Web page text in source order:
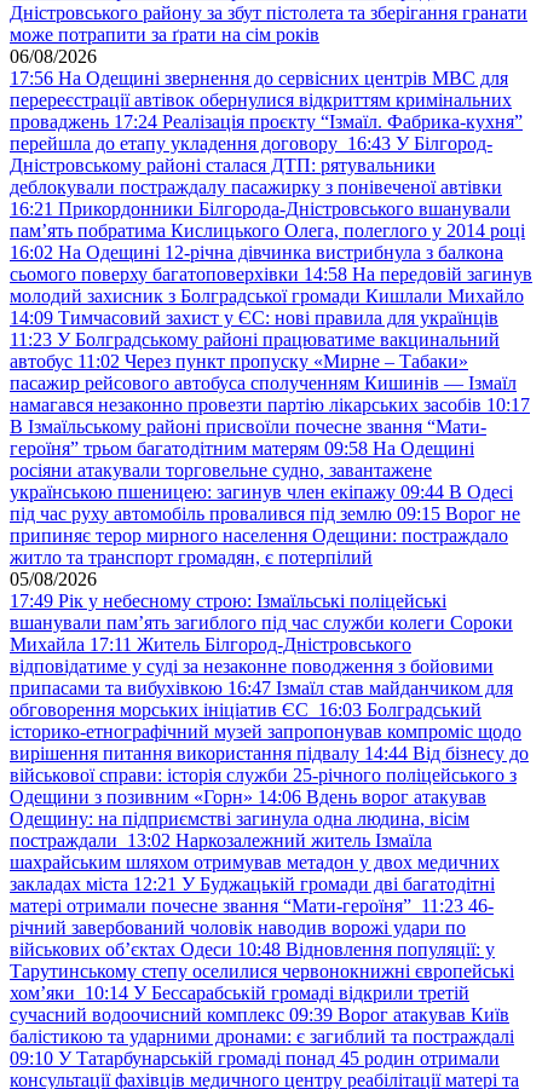
Дністровського району за збут пістолета та зберігання гранати
може потрапити за ґрати на сім років
06/08/2026
17:56 На Одещині звернення до сервісних центрів МВС для
перереєстрації автівок обернулися відкриттям кримінальних
проваджень 17:24 Реалізація проєкту “Ізмаїл. Фабрика-кухня”
перейшла до етапу укладення договору 16:43 У Білгород-
Дністровському районі сталася ДТП: рятувальники
деблокували постраждалу пасажирку з понівеченої автівки
16:21 Прикордонники Білгорода-Дністровського вшанували
пам’ять побратима Кислицького Олега, полеглого у 2014 році
16:02 На Одещині 12-річна дівчинка вистрибнула з балкона
сьомого поверху багатоповерхівки 14:58 На передовій загинув
молодий захисник з Болградської громади Кишлали Михайло
14:09 Тимчасовий захист у ЄС: нові правила для українців
11:23 У Болградському районі працюватиме вакцинальний
автобус 11:02 Через пункт пропуску «Мирне – Табаки»
пасажир рейсового автобуса сполученням Кишинів — Ізмаїл
намагався незаконно провезти партію лікарських засобів 10:17
В Ізмаїльському районі присвоїли почесне звання “Мати-
героїня” трьом багатодітним матерям 09:58 На Одещині
росіяни атакували торговельне судно, завантажене
українською пшеницею: загинув член екіпажу 09:44 В Одесі
під час руху автомобіль провалився під землю 09:15 Ворог не
припиняє терор мирного населення Одещини: постраждало
житло та транспорт громадян, є потерпілий
05/08/2026
17:49 Рік у небесному строю: Ізмаїльські поліцейські
вшанували пам’ять загиблого під час служби колеги Сороки
Михайла 17:11 Житель Білгород-Дністровського
відповідатиме у суді за незаконне поводження з бойовими
припасами та вибухівкою 16:47 Ізмаїл став майданчиком для
обговорення морських ініціатив ЄС 16:03 Болградський
історико-етнографічний музей запропонував компроміс щодо
вирішення питання використання підвалу 14:44 Від бізнесу до
військової справи: історія служби 25-річного поліцейського з
Одещини з позивним «Горн» 14:06 Вдень ворог атакував
Одещину: на підприємстві загинула одна людина, вісім
постраждали 13:02 Наркозалежний житель Ізмаїла
шахрайським шляхом отримував метадон у двох медичних
закладах міста 12:21 У Буджацькій громади дві багатодітні
матері отримали почесне звання “Мати-героїня” 11:23 46-
річний завербований чоловік наводив ворожі удари по
військових обʼєктах Одеси 10:48 Відновлення популяції: у
Тарутинському степу оселилися червонокнижні європейські
хом’яки 10:14 У Бессарабській громаді відкрили третій
сучасний водоочисний комплекс 09:39 Ворог атакував Київ
балістикою та ударними дронами: є загиблий та постраждалі
09:10 У Татарбунарській громаді понад 45 родин отримали
консультації фахівців медичного центру реабілітації матері та